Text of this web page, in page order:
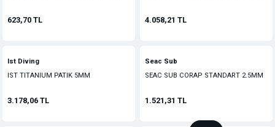
623,70 TL 4.058,21 TL
Ist Diving
IST TITANIUM PATIK 5MM
3.178,06 TL
Seac Sub
SEAC SUB CORAP STANDART 2.5MM
1.521,31 TL